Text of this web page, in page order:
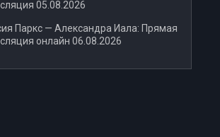
05.08.2026
Паркс — Александра Иала: Прямая
онлайн 06.08.2026